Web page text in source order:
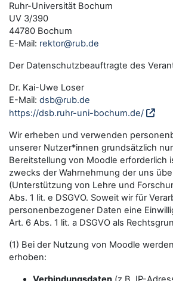
Ruhr-Universität Bochum
UV 3/390
44780 Bochum
E-Mail: rektor@rub.de
Der Datenschutzbeauftragte des
Dr. Kai-Uwe Loser
E-Mail: dsb@rub.de
https://dsb.ruhr-uni-bochum.de/
Wir erheben und verwenden
unserer Nutzer*innen grundsätzlich
Bereitstellung von Moodle erforderlich
zwecks der Wahrnehmung der uns
(Unterstützung von Lehre und
Abs. 1 lit. e DSGVO. Soweit wir für
personenbezogener Daten eine
Art. 6 Abs. 1 lit. a DSGVO als
(1) Bei der Nutzung von Moodle
erhoben: